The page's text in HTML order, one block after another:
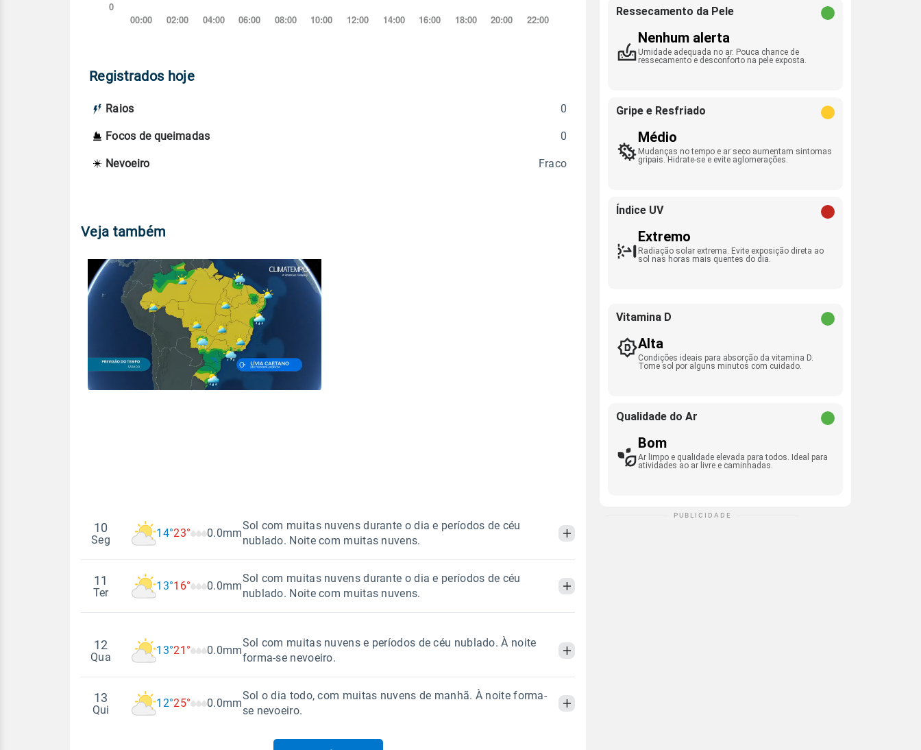
Registrados hoje
Raios 0
Focos de queimadas 0
Nevoeiro Fraco
Veja também
10
Seg
14°23° 0.0mm
Sol com muitas nuvens durante o dia e períodos de céu
nublado. Noite com muitas nuvens.
Madrugada Manhã Noite
14°
12°
18°
0.0mm
68%100%
SSE - 14km/h
SSE - 46km/h
06:25h às 17:40h
Minguante
11
Ter
13°16° 0.0mm
Sol com muitas nuvens durante o dia e períodos de céu
nublado. Noite com muitas nuvens.
MadrugadaManhã Tarde Noite
Temperatura
13°
Sensação térmica
11°
13°
Chuva
0.0mm
Umidade do ar
84%100%
SE - 45km/h
06:24h às 17:40h
12
Qua
13°21° 0.0mm
Sol com muitas nuvens e períodos de céu nublado. À noite
forma-se nevoeiro.
Madrugada
Sensação térmica
Chuva
13
Qui
12°25° 0.0mm
Sol o dia todo, com muitas nuvens de manhã. À noite forma-
se nevoeiro.
Ressecamento da Pele
Nenhum alerta
Umidade adequada no ar. Pouca chance de
ressecamento e desconforto na pele exposta.
Gripe e Resfriado
Médio
Mudanças no tempo e ar seco aumentam sintomas
gripais. Hidrate-se e evite aglomerações.
Índice UV
Extremo
Radiação solar extrema. Evite exposição direta ao
sol nas horas mais quentes do dia.
Vitamina D
Alta
Condições ideais para absorção da vitamina D.
Tome sol por alguns minutos com cuidado.
Qualidade do Ar
Bom
Ar limpo e qualidade elevada para todos. Ideal para
atividades ao ar livre e caminhadas.